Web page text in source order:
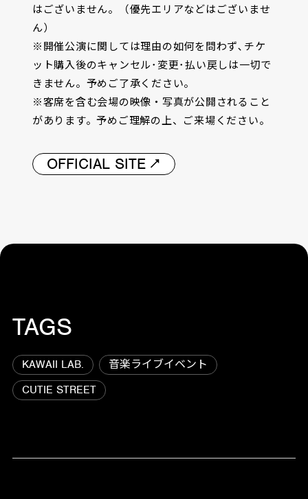
はございません。（優先エリアなどはございませ
ん）
※開催公演に関しては理由の如何を問わず､チケ
ット購入後のキャンセル･変更･払い戻しは一切で
きません。予めご了承ください。
※客席を含む会場の映像・写真が公開されること
があります。予めご理解の上、ご来場ください。
OFFICIAL SITE
TAGS
KAWAII LAB.
音楽ライブイベント
CUTIE STREET